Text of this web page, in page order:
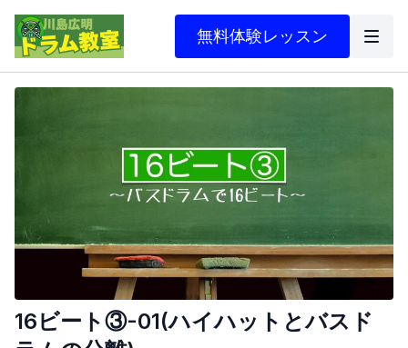
無料体験レッスン
16ビート③-01(ハイハットとバスド